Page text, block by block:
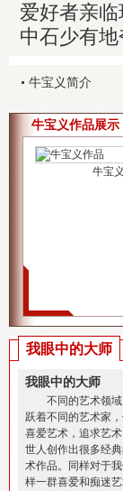
爱好者亲
中石少有
牛宝义简介
牛宝义作品展示
牛宝
我眼中的大师
我眼中的大师
不同的艺术领域
跃着不同的艺术家
喜爱艺术，追求艺
世人创作出很多经
术作品。同样对于
样一群喜爱和痴迷